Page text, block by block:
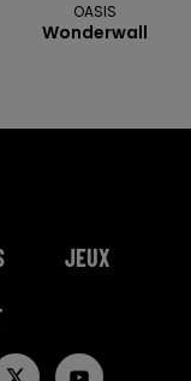
OASIS
Wonderwall
JEUX